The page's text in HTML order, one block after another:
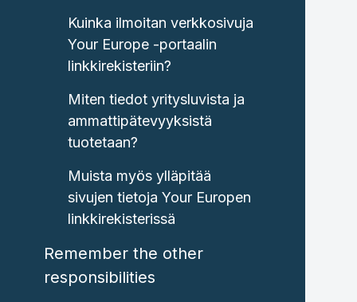
Kuinka ilmoitan verkkosivuja
Your Europe -portaalin
linkkirekisteriin?
Miten tiedot yritysluvista ja
ammattipätevyyksistä
tuotetaan?
Muista myös ylläpitää
sivujen tietoja Your Europen
linkkirekisterissä
Remember the other
responsibilities